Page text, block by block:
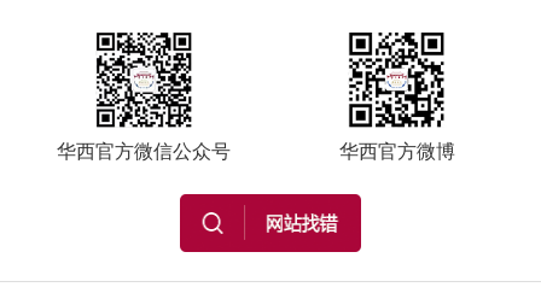
华西官方微信公众号 华西官方微博